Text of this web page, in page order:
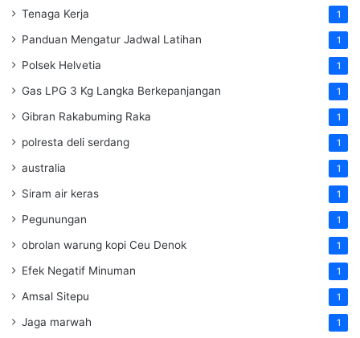
Tenaga Kerja 1
Panduan Mengatur Jadwal Latihan 1
Polsek Helvetia 1
Gas LPG 3 Kg Langka Berkepanjangan 1
Gibran Rakabuming Raka 1
polresta deli serdang 1
australia 1
Siram air keras 1
Pegunungan 1
obrolan warung kopi Ceu Denok 1
Efek Negatif Minuman 1
Amsal Sitepu 1
Jaga marwah 1